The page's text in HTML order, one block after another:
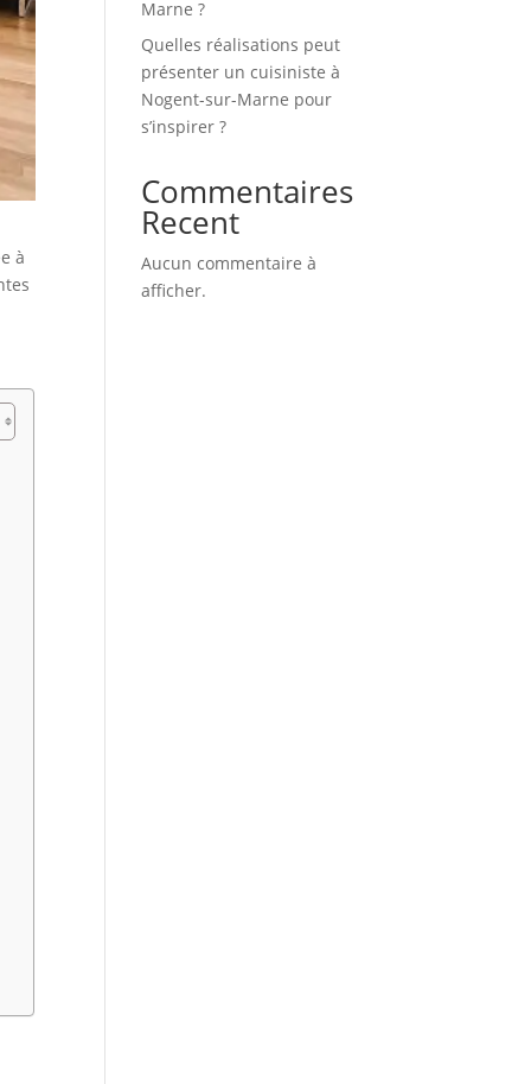
à
Marne ?
Quelles réalisations peut
présenter un cuisiniste à
Nogent-sur-Marne pour
s’inspirer ?
Commentaires
Recent
Aucun commentaire à
afficher.